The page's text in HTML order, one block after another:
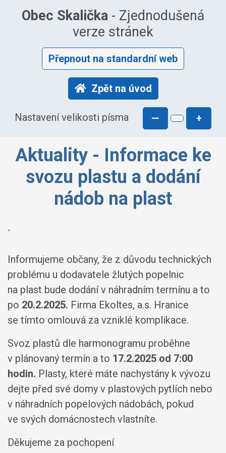
Obec Skalička - Zjednodušená
verze stránek
Přepnout na standardní web
Zpět na úvod
Nastavení velikosti písma — +
Aktuality - Informace ke
svozu plastu a dodání
nádob na plast
.
Informujeme občany, že z důvodu technických
problému u dodavatele žlutých popelnic
na plast bude dodání v náhradním termínu a to
po 20.2.2025. Firma Ekoltes, a.s. Hranice
se tímto omlouvá za vzniklé komplikace.
Svoz plastů dle harmonogramu proběhne
v plánovaný termín a to 17.2.2025 od 7:00
hodin. Plasty, které máte nachystány k vývozu
dejte před své domy v plastových pytlích nebo
v náhradních popelových nádobách, pokud
ve svých domácnostech vlastníte.
Děkujeme za pochopení